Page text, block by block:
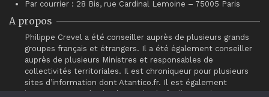
Par courrier : 28 Bis, rue Cardinal Lemoine – 75005 Paris
A propos
Philippe Crevel a été conseiller auprès de plusieurs grands
groupes français et étrangers. Il a été également conseiller
auprès de plusieurs Ministres et responsables de
collectivités territoriales. Il est chroniqueur pour plusieurs
sites d’information dont Atantico.fr. Il est également
intervenant auprès du réseau de chefs d’entreprises